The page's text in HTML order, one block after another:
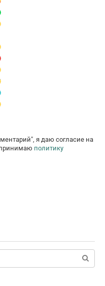
я даю согласие на
политику